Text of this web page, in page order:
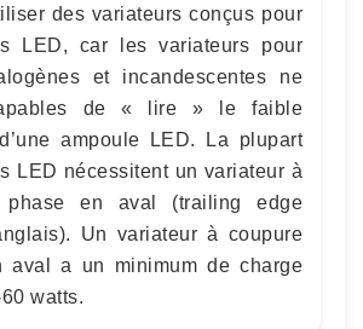
des variateurs conçus pour
LED, car les variateurs pour
et incandescentes ne
de « lire » le faible
ampoule LED. La plupart
LED nécessitent un variateur à
phase en aval (trailing edge
Un variateur à coupure
aval a un minimum de charge
watts.